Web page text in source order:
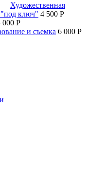
Художественная
"под ключ" 4 500 P
000 P
и съемка 6 000 P